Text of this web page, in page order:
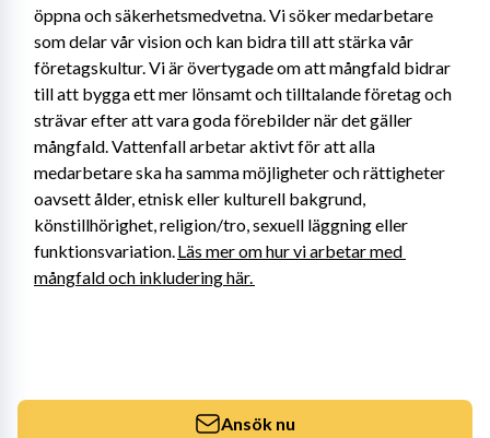
öppna och säkerhetsmedvetna. Vi söker medarbetare
som delar vår vision och kan bidra till att stärka vår
företagskultur. Vi är övertygade om att mångfald bidrar
till att bygga ett mer lönsamt och tilltalande företag och
strävar efter att vara goda förebilder när det gäller
mångfald. Vattenfall arbetar aktivt för att alla
medarbetare ska ha samma möjligheter och rättigheter
oavsett ålder, etnisk eller kulturell bakgrund,
könstillhörighet, religion/tro, sexuell läggning eller
funktionsvariation. Läs mer om hur vi arbetar med
mångfald och inkludering här.
Ansök nu